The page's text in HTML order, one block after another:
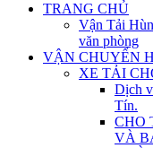
TRANG CHỦ
Vận Tải
văn phòng
VẬN CHUYỂN
XE TẢI
Dịch
Tín.
CHO
VÀ